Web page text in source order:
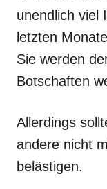
unendlich viel
letzten
Sie werden
Botschaften
Allerdings
andere nicht
belästigen.